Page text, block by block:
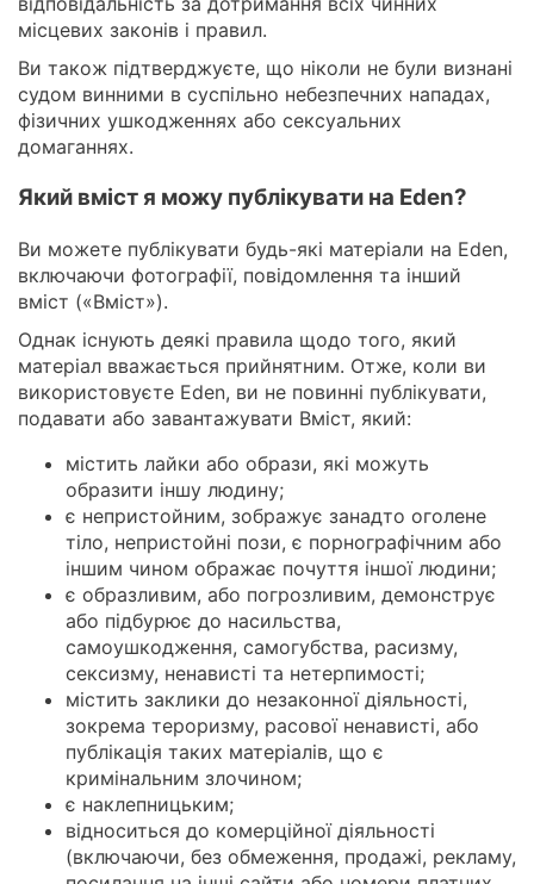
місцевих законів і правил.
Ви також підтверджуєте, що ніколи не були визнані
судом винними в суспільно небезпечних нападах,
фізичних ушкодженнях або сексуальних
домаганнях.
Який вміст я можу публікувати на Eden?
Ви можете публікувати будь-які матеріали на Eden,
включаючи фотографії, повідомлення та інший
вміст («Вміст»).
Однак існують деякі правила щодо того, який
матеріал вважається прийнятним. Отже, коли ви
використовуєте Eden, ви не повинні публікувати,
подавати або завантажувати Вміст, який:
містить лайки або образи, які можуть
образити іншу людину;
є непристойним, зображує занадто оголене
тіло, непристойні пози, є порнографічним або
іншим чином ображає почуття іншої людини;
є образливим, або погрозливим, демонструє
або підбурює до насильства,
самоушкодження, самогубства, расизму,
сексизму, ненависті та нетерпимості;
містить заклики до незаконної діяльності,
зокрема тероризму, расової ненависті, або
публікація таких матеріалів, що є
кримінальним злочином;
є наклепницьким;
відноситься до комерційної діяльності
(включаючи, без обмеження, продажі, рекламу,